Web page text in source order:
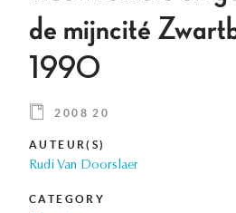
de mijncité
1990
2008 20
AUTEUR(S)
Rudi Van Doorslaer
CATEGORY